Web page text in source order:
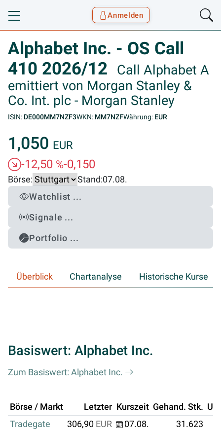
Toggle navigation
Anmelden
Alphabet Inc. - OS Call
410 2026/12
Call Alphabet A
emittiert von Morgan Stanley &
Co. Int. plc - Morgan Stanley
ISIN: DE000MM7NZF3WKN: MM7NZFWährung: EUR
1,050 EUR
-12,50 %-0,150
Börse: Stand:07.08.
Watchlist ...
Signale ...
Portfolio ...
Überblick Chartanalyse Historische Kurse
Basiswert: Alphabet Inc.
Zum Basiswert: Alphabet Inc.
Börse / Markt Letzter Kurszeit Gehand. Stk.
Tradegate
306,90 EUR 07.08. 31.623